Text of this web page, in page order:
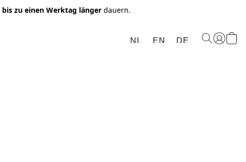
bis zu einen Werktag länger dauern.
NL EN DE